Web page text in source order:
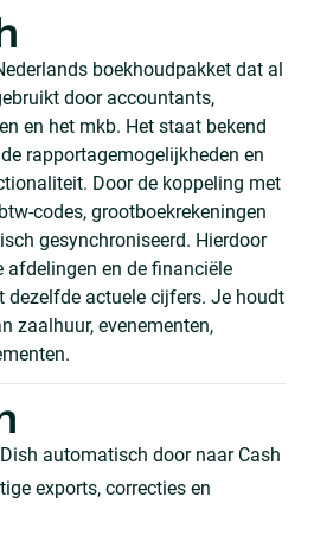
boekhoudpakket dat al
door accountants,
en het mkb. Het staat bekend
rapportagemogelijkheden en
Door de koppeling met
codes, grootboekrekeningen
gesynchroniseerd. Hierdoor
afdelingen en de financiële
actuele cijfers. Je houdt
zaalhuur, evenementen,
automatisch door naar Cash
exports, correcties en